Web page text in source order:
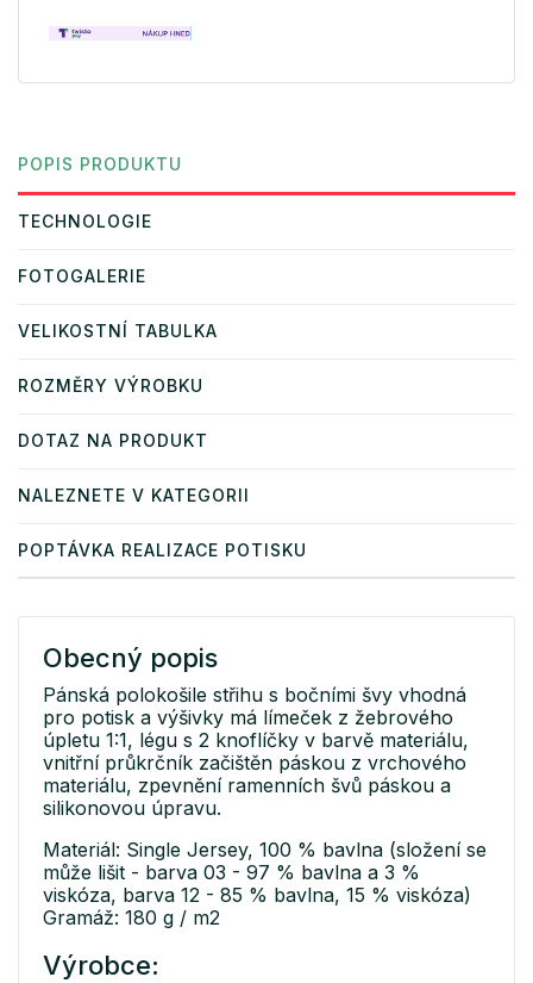
POPIS PRODUKTU
TECHNOLOGIE
FOTOGALERIE
VELIKOSTNÍ TABULKA
ROZMĚRY VÝROBKU
DOTAZ NA PRODUKT
NALEZNETE V KATEGORII
POPTÁVKA REALIZACE POTISKU
Obecný popis
Pánská polokošile střihu s bočními švy vhodná
pro potisk a výšivky má límeček z žebrového
úpletu 1:1, légu s 2 knoflíčky v barvě materiálu,
vnitřní průkrčník začištěn páskou z vrchového
materiálu, zpevnění ramenních švů páskou a
silikonovou úpravu.
Materiál: Single Jersey, 100 % bavlna (složení se
může lišit - barva 03 - 97 % bavlna a 3 %
viskóza, barva 12 - 85 % bavlna, 15 % viskóza)
Gramáž: 180 g / m2
Výrobce: